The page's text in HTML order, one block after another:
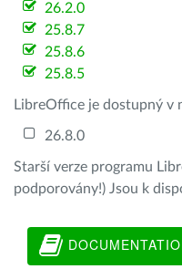
26.2.0
25.8.7
25.8.6
25.8.5
LibreOffice je dostupný v
26.8.0
Starší verze programu
podporovány!) Jsou k